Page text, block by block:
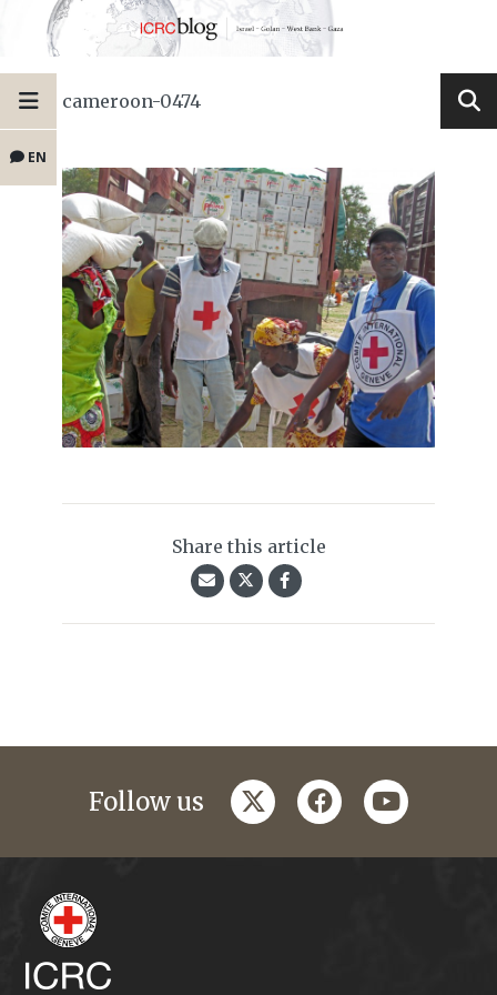
EN
cameroon-0474
Share this article
Follow us twitterfacebookyoutube